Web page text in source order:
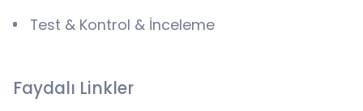
Test & Kontrol & İnceleme
Faydalı Linkler